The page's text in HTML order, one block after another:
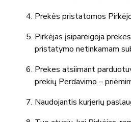
Prekės pristatomos
Pirkėjas įsipareigoja
pristatymo netinkamam
Prekes atsiimant
prekių Perdavimo –
Naudojantis kurjerių